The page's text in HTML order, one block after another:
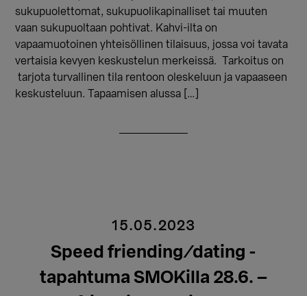
sukupuolettomat, sukupuolikapinalliset tai muuten
vaan sukupuoltaan pohtivat. Kahvi-ilta on
vapaamuotoinen yhteisöllinen tilaisuus, jossa voi tavata
vertaisia kevyen keskustelun merkeissä. Tarkoitus on
tarjota turvallinen tila rentoon oleskeluun ja vapaaseen
keskusteluun. Tapaamisen alussa […]
15.05.2023
Speed friending/dating -
tapahtuma SMOKilla 28.6. –